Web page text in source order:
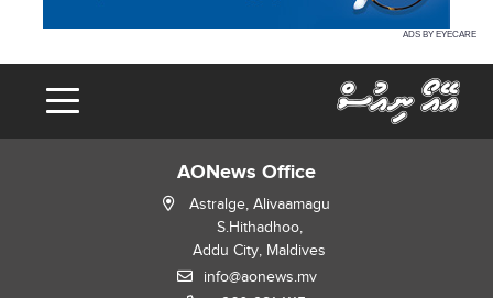
ADS BY EYECARE
AONews Office
Astralge, Alivaamagu
S.Hithadhoo,
Addu City, Maldives
info@aonews.mv